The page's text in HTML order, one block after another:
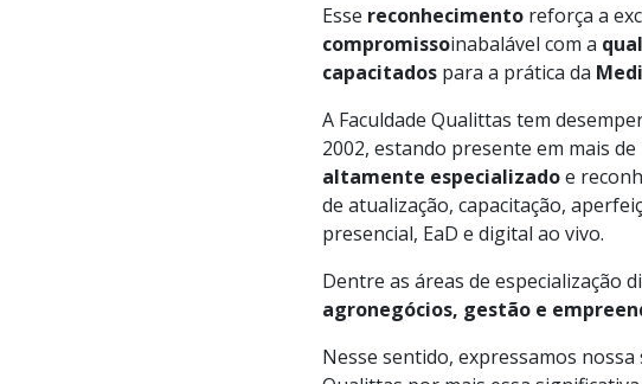
Esse reconhecimento reforça a
compromissoinabalável com a
capacitados para a prática da
A Faculdade Qualittas tem
2002, estando presente em mais
altamente especializadoe
de atualização, capacitação,
presencial, EaD e digital ao vivo.
Dentre as áreas de especialização
agronegócios, gestão e
Nesse sentido, expressamos